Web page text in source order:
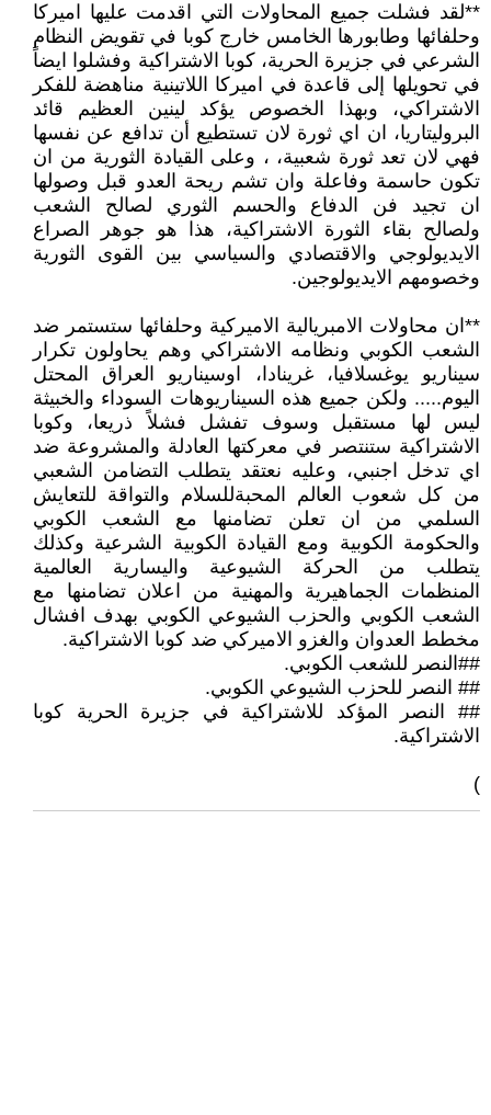
**لقد فشلت جميع المحاولات التي اقدمت عليها اميركا
وحلفائها وطابورها الخامس خارج كوبا في تقويض النظام
الشرعي في جزيرة الحرية، كوبا الاشتراكية وفشلوا ايضاً
في تحويلها إلى قاعدة في اميركا اللاتينية مناهضة للفكر
الاشتراكي، وبهذا الخصوص يؤكد لينين العظيم قائد
البروليتاريا، ان اي ثورة لان تستطيع أن تدافع عن نفسها
فهي لان تعد ثورة شعبية، ، وعلى القيادة الثورية من ان
تكون حاسمة وفاعلة وان تشم ريحة العدو قبل وصولها
ان تجيد فن الدفاع والحسم الثوري لصالح الشعب
ولصالح بقاء الثورة الاشتراكية، هذا هو جوهر الصراع
الايديولوجي والاقتصادي والسياسي بين القوى الثورية
وخصومهم الايديولوجين.
**ان محاولات الامبريالية الاميركية وحلفائها ستستمر ضد
الشعب الكوبي ونظامه الاشتراكي وهم يحاولون تكرار
سيناريو يوغسلافيا، غرينادا، اوسيناريو العراق المحتل
اليوم..... ولكن جميع هذه السيناريوهات السوداء والخبيثة
ليس لها مستقبل وسوف تفشل فشلاً ذريعا، وكوبا
الاشتراكية ستنتصر في معركتها العادلة والمشروعة ضد
اي تدخل اجنبي، وعليه نعتقد يتطلب التضامن الشعبي
من كل شعوب العالم المحبةللسلام والتواقة للتعايش
السلمي من ان تعلن تضامنها مع الشعب الكوبي
والحكومة الكوبية ومع القيادة الكوبية الشرعية وكذلك
يتطلب من الحركة الشيوعية واليسارية العالمية
المنظمات الجماهيرية والمهنية من اعلان تضامنها مع
الشعب الكوبي والحزب الشيوعي الكوبي بهدف افشال
مخطط العدوان والغزو الاميركي ضد كوبا الاشتراكية.
##النصر للشعب الكوبي.
## النصر للحزب الشيوعي الكوبي.
## النصر المؤكد للاشتراكية في جزيرة الحرية كوبا
الاشتراكية.
)